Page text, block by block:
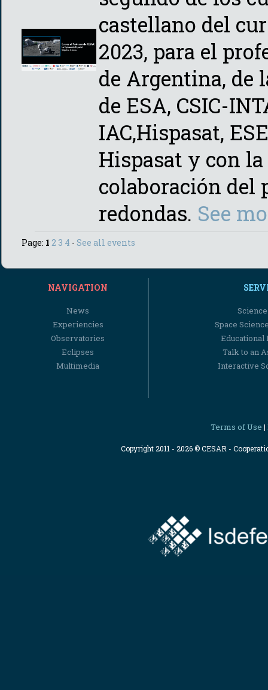
castellano del
2023, para el
de Argentina, de
de ESA, CSIC-
IAC,Hispasat,
Hispasat y con
colaboración del
redondas. See
Page: 1 2 3 4 - See all events
NAVIGATION
News
Experiencies
Observatories
Eclipses
Multimedia
Space
Educational
Talk to an
Interactive
Terms of Use |
Copyright 2011 - 2026 © CESAR -